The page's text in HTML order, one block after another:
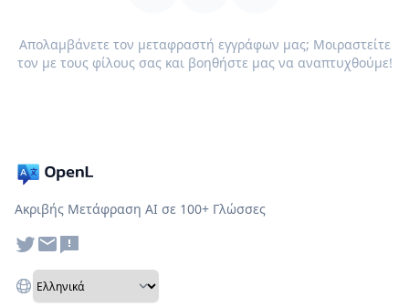
Απολαμβάνετε τον μεταφραστή εγγράφων μας; Μοιραστείτε
τον με τους φίλους σας και βοηθήστε μας να αναπτυχθούμε!
Ακριβής Μετάφραση AI σε 100+ Γλώσσες